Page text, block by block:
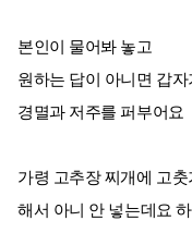
본인이 물어봐 놓고
원하는 답이 아니면 갑
경멸과 저주를 퍼부어요
가령 고추장 찌개에 고춧
해서 아니 안 넣는데요